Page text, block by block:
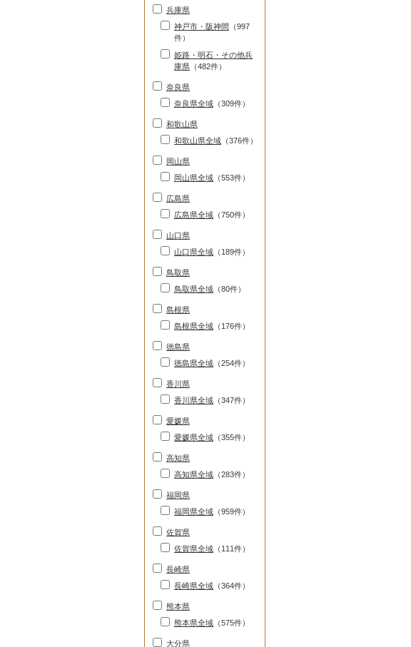
兵庫県
神戸市・阪神間 （997
件）
姫路・明石・その他兵
庫県 （482件）
奈良県
奈良県全域 （309件）
和歌山県
和歌山県全域 （376件）
岡山県
岡山県全域 （553件）
広島県
広島県全域 （750件）
山口県
山口県全域 （189件）
鳥取県
鳥取県全域 （80件）
島根県
島根県全域 （176件）
徳島県
徳島県全域 （254件）
香川県
香川県全域 （347件）
愛媛県
愛媛県全域 （355件）
高知県
高知県全域 （283件）
福岡県
福岡県全域 （959件）
佐賀県
佐賀県全域 （111件）
長崎県
長崎県全域 （364件）
熊本県
熊本県全域 （575件）
大分県